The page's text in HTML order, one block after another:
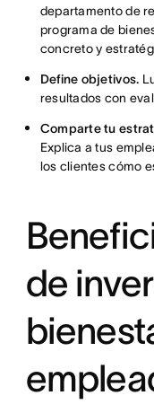
departamento de
programa de
concreto y
Define objetivos.
resultados con
Comparte tu
Explica a tus
los clientes cómo
de